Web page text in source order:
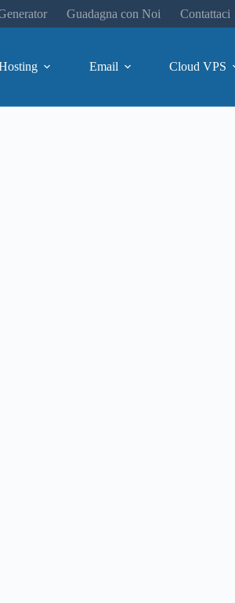
Guadagna con Noi Contattaci
Email Cloud VPS